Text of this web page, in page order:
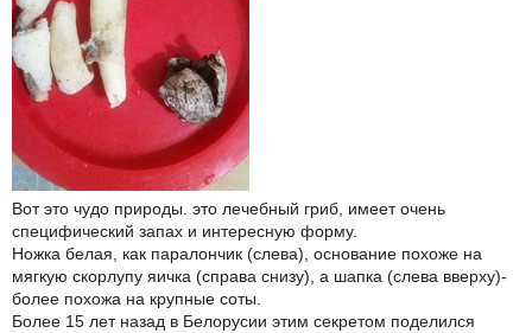
Вот это чудо природы. это лечебный гриб, имеет очень
специфический запах и интересную форму.
Ножка белая, как паралончик (слева), основание похоже на
мягкую скорлупу яичка (справа снизу), а шапка (слева вверху)-
более похожа на крупные соты.
Более 15 лет назад в Белорусии этим секретом поделился